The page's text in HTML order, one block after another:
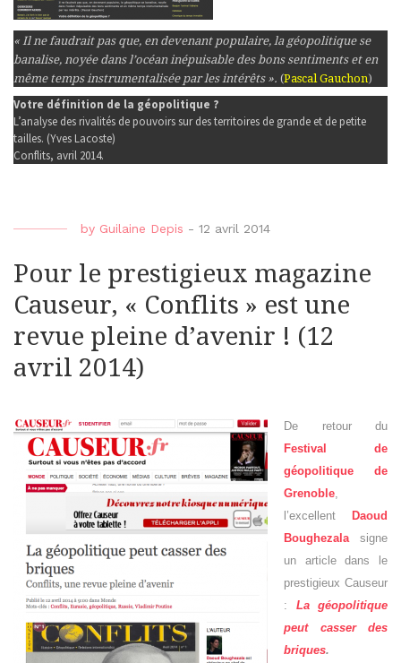
« Il ne faudrait pas que, en devenant populaire, la géopolitique se
banalise, noyée dans l’océan inépuisable des bons sentiments et en
même temps instrumentalisée par les intérêts ». (Pascal Gauchon)
Votre définition de la géopolitique ?
L’analyse des rivalités de pouvoirs sur des territoires de grande et de petite
tailles. (Yves Lacoste)
Conflits, avril 2014.
by Guilaine Depis - 12 avril 2014
Pour le prestigieux magazine
Causeur, « Conflits » est une
revue pleine d’avenir ! (12
avril 2014)
De retour du
Festival de
géopolitique de
Grenoble,
l’excellent
Daoud
Boughezalasigne
un article dans le
prestigieux Causeur
: La géopolitique
peut casser des
briques.